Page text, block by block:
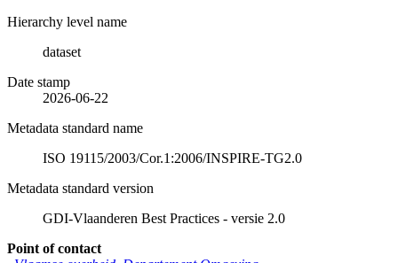
Hierarchy level name
dataset
Date stamp
2026-06-22
Metadata standard name
ISO 19115/2003/Cor.1:2006/INSPIRE-TG2.0
Metadata standard version
GDI-Vlaanderen Best Practices - versie 2.0
Point of contact